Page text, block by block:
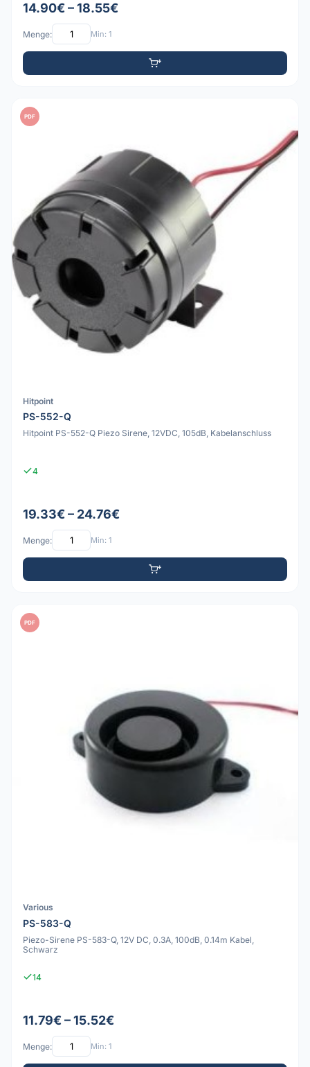
14.90€ – 18.55€
Menge: Min: 1
PDF
Hitpoint
PS-552-Q
Hitpoint PS-552-Q Piezo Sirene, 12VDC, 105dB, Kabelanschluss
4
19.33€ – 24.76€
Menge: Min: 1
PDF
Various
PS-583-Q
Piezo-Sirene PS-583-Q, 12V DC, 0.3A, 100dB, 0.14m Kabel,
Schwarz
14
11.79€ – 15.52€
Menge: Min: 1